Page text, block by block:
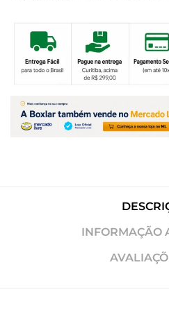
INFORMAÇÃO